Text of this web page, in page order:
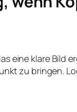
eine klare Bild
zu bringen.